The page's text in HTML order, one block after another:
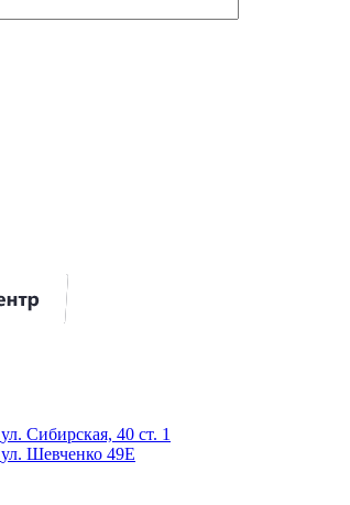
ул. Сибирская, 40 ст. 1
ул. Шевченко 49Е